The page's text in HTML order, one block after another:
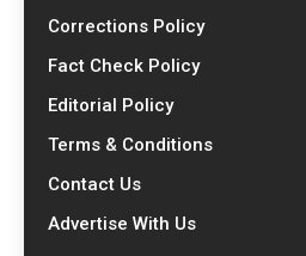
Corrections Policy
Fact Check Policy
Editorial Policy
Terms & Conditions
Contact Us
Advertise With Us